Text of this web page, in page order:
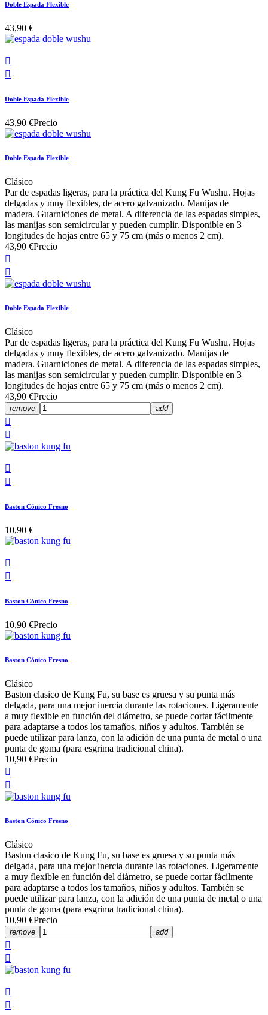
Doble Espada Flexible
43,90 €


Doble Espada Flexible
43,90 €Precio
Doble Espada Flexible
Clásico
Par de espadas ligeras, para la práctica del Kung Fu Wushu. Hojas
delgadas y muy flexibles, de acero galvanizado. Manijas de
madera. Guarniciones de metal. A diferencia de las espadas simples,
las manijas son semicircular y pueden cumplir. Disponible en 3
longitudes de hojas entre 65 y 75 cm (más o menos 2 cm).
43,90 €Precio


Doble Espada Flexible
Clásico
Par de espadas ligeras, para la práctica del Kung Fu Wushu. Hojas
delgadas y muy flexibles, de acero galvanizado. Manijas de
madera. Guarniciones de metal. A diferencia de las espadas simples,
las manijas son semicircular y pueden cumplir. Disponible en 3
longitudes de hojas entre 65 y 75 cm (más o menos 2 cm).
43,90 €Precio
remove add




Baston Cónico Fresno
10,90 €


Baston Cónico Fresno
10,90 €Precio
Baston Cónico Fresno
Clásico
Baston clasico de Kung Fu, su base es gruesa y su punta más
delgada, para una mejor inercia durante las rotaciones. Ligeramente
a muy flexible en función del diámetro, se puede cortar fácilmente
para adaptarse a todos los tamaños, niños y adultos. También se
puede utilizar para lanza, con la adición de una punta de metal o una
punta de goma (para esgrima tradicional china).
10,90 €Precio


Baston Cónico Fresno
Clásico
Baston clasico de Kung Fu, su base es gruesa y su punta más
delgada, para una mejor inercia durante las rotaciones. Ligeramente
a muy flexible en función del diámetro, se puede cortar fácilmente
para adaptarse a todos los tamaños, niños y adultos. También se
puede utilizar para lanza, con la adición de una punta de metal o una
punta de goma (para esgrima tradicional china).
10,90 €Precio
remove add



